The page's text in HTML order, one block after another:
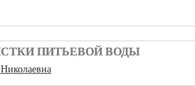
ПИТЬЕВОЙ ВОДЫ